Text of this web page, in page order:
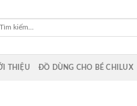
THIỆU ĐỒ DÙNG CHO BÉ CHILUX